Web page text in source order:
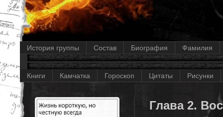
История группы Состав Биография Фамилия
Книги Камчатка Гороскоп Цитаты Рисунки
Глава 2.